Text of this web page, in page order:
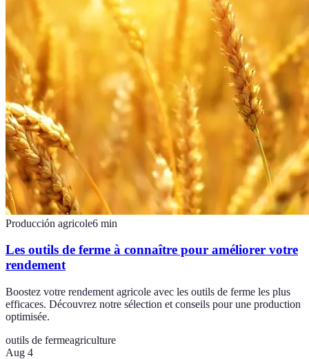
Producción agricole6 min
Les outils de ferme à connaître pour améliorer votre
rendement
Boostez votre rendement agricole avec les outils de ferme les plus
efficaces. Découvrez notre sélection et conseils pour une production
optimisée.
outils de fermeagriculture
Aug 4